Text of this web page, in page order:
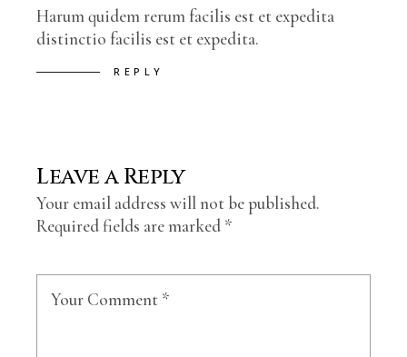
Harum quidem rerum facilis est et expedita
distinctio facilis est et expedita.
REPLY
Leave a Reply
Your email address will not be published.
Required fields are marked *